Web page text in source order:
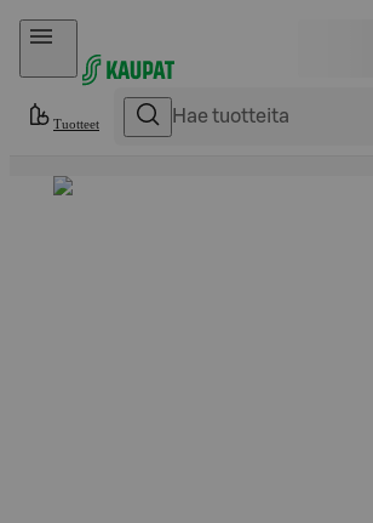
Hyppää sisältöön
Tuotteet